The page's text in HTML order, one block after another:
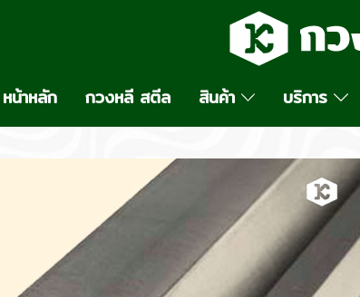
หน้าหลัก กวงหลี สตีล สินค้า บริการ